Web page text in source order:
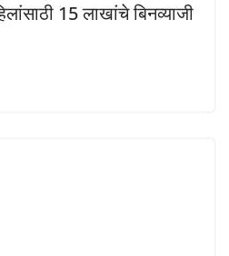
15 लाखांचे बिनव्याजी